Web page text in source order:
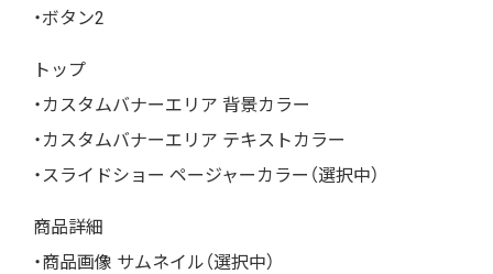
・ボタン2
トップ
・カスタムバナーエリア 背景カラー
・カスタムバナーエリア テキストカラー
・スライドショー ページャーカラー（選択中）
商品詳細
・商品画像 サムネイル（選択中）